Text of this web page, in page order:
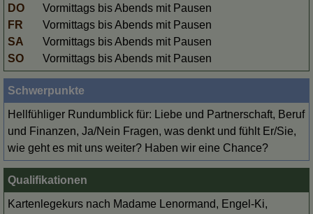
DO
Vormittags bis Abends mit Pausen
FR
Vormittags bis Abends mit Pausen
SA
Vormittags bis Abends mit Pausen
SO
Vormittags bis Abends mit Pausen
Schwerpunkte
Hellfühliger Rundumblick für: Liebe und Partnerschaft, Beruf
und Finanzen, Ja/Nein Fragen, was denkt und fühlt Er/Sie,
wie geht es mit uns weiter? Haben wir eine Chance?
Qualifikationen
Kartenlegekurs nach Madame Lenormand, Engel-Ki,